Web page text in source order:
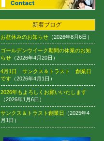
新着ブログ
お盆休みのお知らせ （2026年8月6日）
ゴールデンウイーク期間の休業のお知
らせ （2026年4月20日）
4月1日 サンクス＆トラスト 創業日
です （2026年4月1日）
2026年もよろしくお願いいたします
（2026年1月6日）
サンクス＆トラスト創業日
（2025年4
月1日）